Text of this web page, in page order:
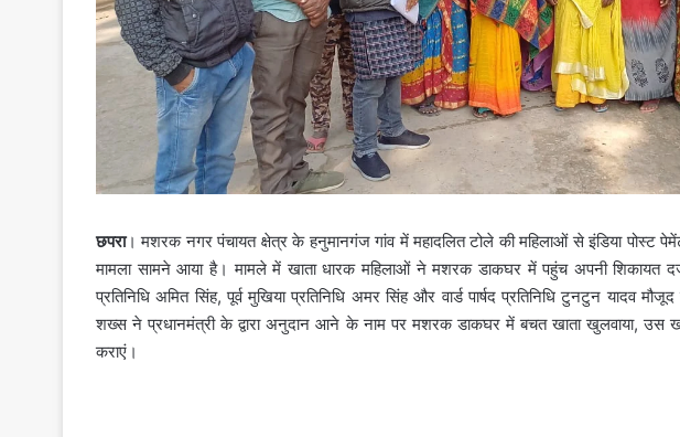
छपरा। मशरक नगर पंचायत क्षेत्र के हनुमानगंज गांव में महादलित टोले की महिलाओं से इंडिया पोस्ट
मामला सामने आया है। मामले में खाता धारक महिलाओं ने मशरक डाकघर में पहुंच अपनी शिकायत
प्रतिनिधि अमित सिंह, पूर्व मुखिया प्रतिनिधि अमर सिंह और वार्ड पार्षद प्रतिनिधि टुनटुन यादव
शख्स ने प्रधानमंत्री के द्वारा अनुदान आने के नाम पर मशरक डाकघर में बचत खाता खुलवाया,
कराएं।